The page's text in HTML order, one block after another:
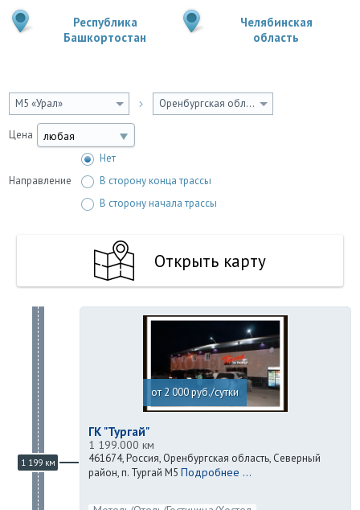
Республика
Башкортостан
Челябинская
область
М5 «Урал» Оренбургская область
Цена любая
Направление
Нет
В сторону конца трассы
В сторону начала трассы
Открыть карту
1 199 км
от 2 000 руб./сутки
ГК "Тургай"
1 199.000 км
461674, Россия, Оренбургская область, Северный
район, п. Тургай М5 Подробнее ...